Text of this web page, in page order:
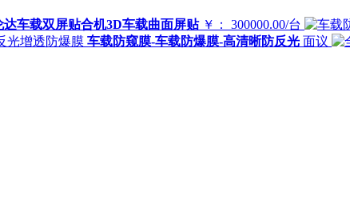
达车载双屏贴合机3D车载曲面屏贴 ￥： 300000.00/台
车载防窥膜-车载防爆膜-高清晰防反光 面议